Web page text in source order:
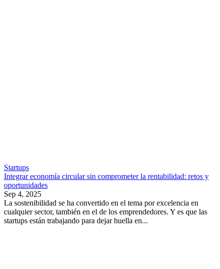
Startups
Integrar economía circular sin comprometer la rentabilidad: retos y
oportunidades
Sep 4, 2025
La sostenibilidad se ha convertido en el tema por excelencia en
cualquier sector, también en el de los emprendedores. Y es que las
startups están trabajando para dejar huella en...